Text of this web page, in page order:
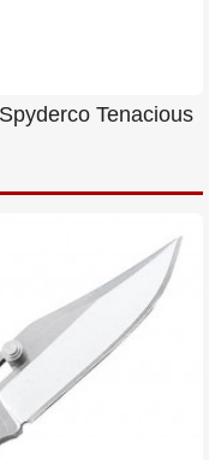
Tenacious